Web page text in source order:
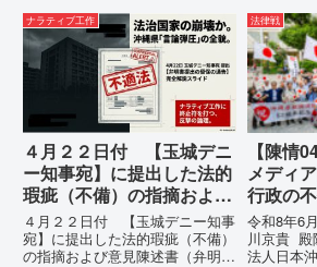
が請求した「差別認定の根拠」に
対し、県は全て非開示・存否応答
拒否を突きつけました。これは、
彼らが行政手続きの正当性を失
市電 話：
めて明ら
う根拠の
例運用の
ナラティブ工作
４月２２日付 【玉城デニ
ー知事宛】に提出した法的
瑕疵（不備）の指摘および
意見陳述書（弁明書）提出
の留保の通告
４月２２日付 【玉城デニー知事
宛】に提出した法的瑕疵（不備）
の指摘および意見陳述書（弁明
法律戦
【陳情
メディ
行政の
追及と
陳情
令和8年6
川京貴 殿
法人日本